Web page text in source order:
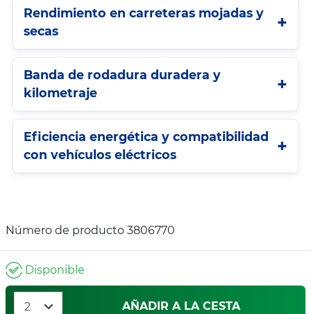
Rendimiento en carreteras mojadas y
secas
Banda de rodadura duradera y
kilometraje
Eficiencia energética y compatibilidad
con vehículos eléctricos
Número de producto 3806770
Disponible
AÑADIR A LA CESTA